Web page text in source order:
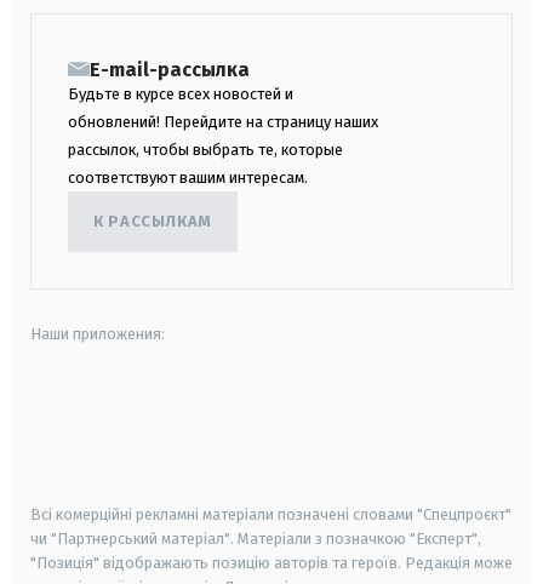
E-mail-рассылка
Будьте в курсе всех новостей и
обновлений! Перейдите на страницу наших
рассылок, чтобы выбрать те, которые
соответствуют вашим интересам.
К РАССЫЛКАМ
Наши приложения:
Всі комерційні рекламні матеріали позначені словами "Спецпроєкт"
чи "Партнерський матеріал". Матеріали з позначкою "Експерт",
"Позиція" відображають позицію авторів та героїв. Редакція може